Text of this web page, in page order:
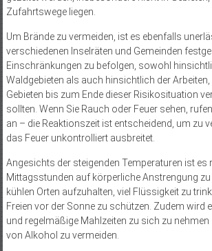
Zufahrtswege liegen.
Um Brände zu vermeiden, ist es ebenfalls
verschiedenen Inselräten und Gemeinden
Einschränkungen zu befolgen, sowohl
Waldgebieten als auch hinsichtlich der Arbeiten,
Gebieten bis zum Ende dieser Risikosituation
sollten. Wenn Sie Rauch oder Feuer sehen,
an – die Reaktionszeit ist entscheidend, um zu
das Feuer unkontrolliert ausbreitet.
Angesichts der steigenden Temperaturen ist es
Mittagsstunden auf körperliche Anstrengung
kühlen Orten aufzuhalten, viel Flüssigkeit zu
Freien vor der Sonne zu schützen. Zudem wird
und regelmäßige Mahlzeiten zu sich zu
von Alkohol zu vermeiden.